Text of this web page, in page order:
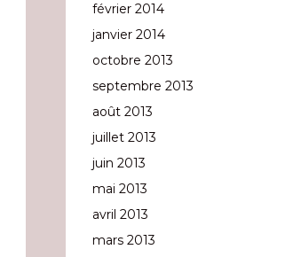
février 2014
janvier 2014
octobre 2013
septembre 2013
août 2013
juillet 2013
juin 2013
mai 2013
avril 2013
mars 2013